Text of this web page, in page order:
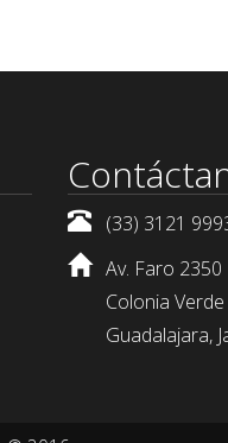
(33) 3121
Av. Faro 2350
Colonia Verde
Guadalajara,